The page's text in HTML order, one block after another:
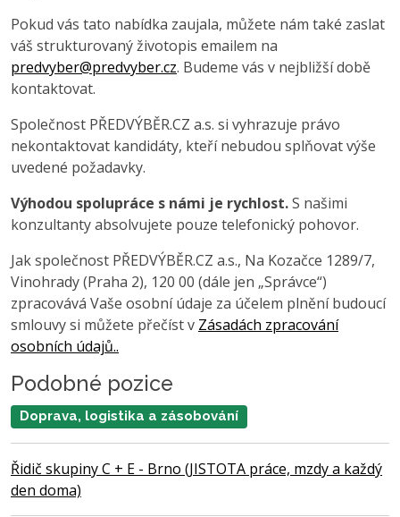
Pokud vás tato nabídka zaujala, můžete nám také zaslat
váš strukturovaný životopis emailem na
predvyber@predvyber.cz. Budeme vás v nejbližší době
kontaktovat.
Společnost PŘEDVÝBĚR.CZ a.s. si vyhrazuje právo
nekontaktovat kandidáty, kteří nebudou splňovat výše
uvedené požadavky.
Výhodou spolupráce s námi je rychlost.S našimi
konzultanty absolvujete pouze telefonický pohovor.
Jak společnost PŘEDVÝBĚR.CZ a.s., Na Kozačce 1289/7,
Vinohrady (Praha 2), 120 00 (dále jen „Správce“)
zpracovává Vaše osobní údaje za účelem plnění budoucí
smlouvy si můžete přečíst v Zásadách zpracování
osobních údajů..
Podobné pozice
Doprava, logistika a zásobování
Řidič skupiny C + E - Brno (JISTOTA práce, mzdy a každý
den doma)